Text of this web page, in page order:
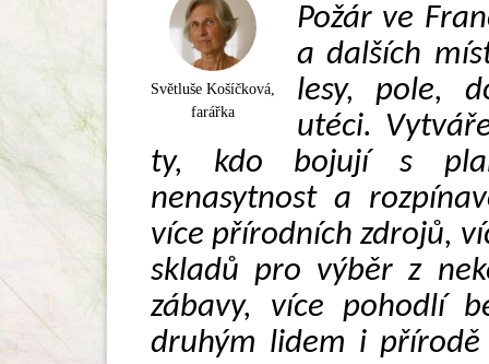
Světluše Košíčková,
farářka
Požár ve
a dalších
lesy, pole,
utéci.
ty, kdo bojují s
nenasytnost a
více přírodních zdrojů,
skladů pro výběr z
zábavy, více pohodlí
druhým lidem i přírodě